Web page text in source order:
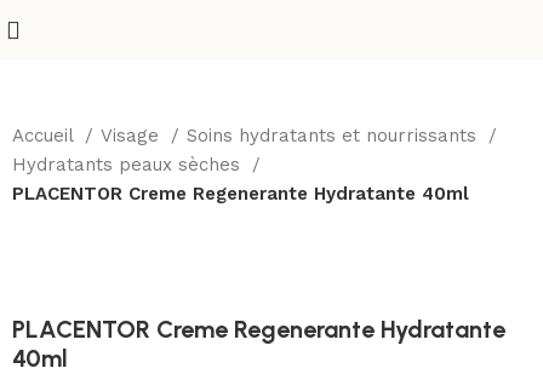
Accueil Visage
Soins hydratants et nourrissants
Hydratants peaux sèches
PLACENTOR Creme Regenerante Hydratante 40ml
PLACENTOR Creme Regenerante Hydratante
40ml